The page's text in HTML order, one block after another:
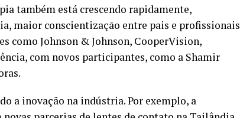
também está crescendo rapidamente,
maior conscientização entre pais e profissionais
como Johnson & Johnson, CooperVision,
com novos participantes, como a Shamir
a inovação na indústria. Por exemplo, a